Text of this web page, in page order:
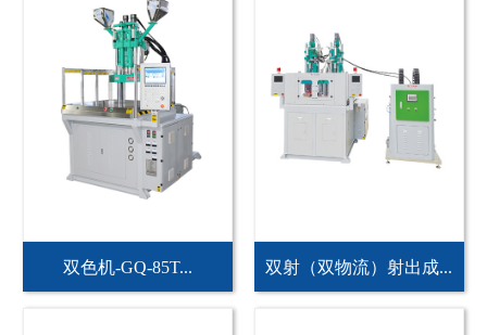
双色机-GQ-85T... 双射（双物流）射出成...